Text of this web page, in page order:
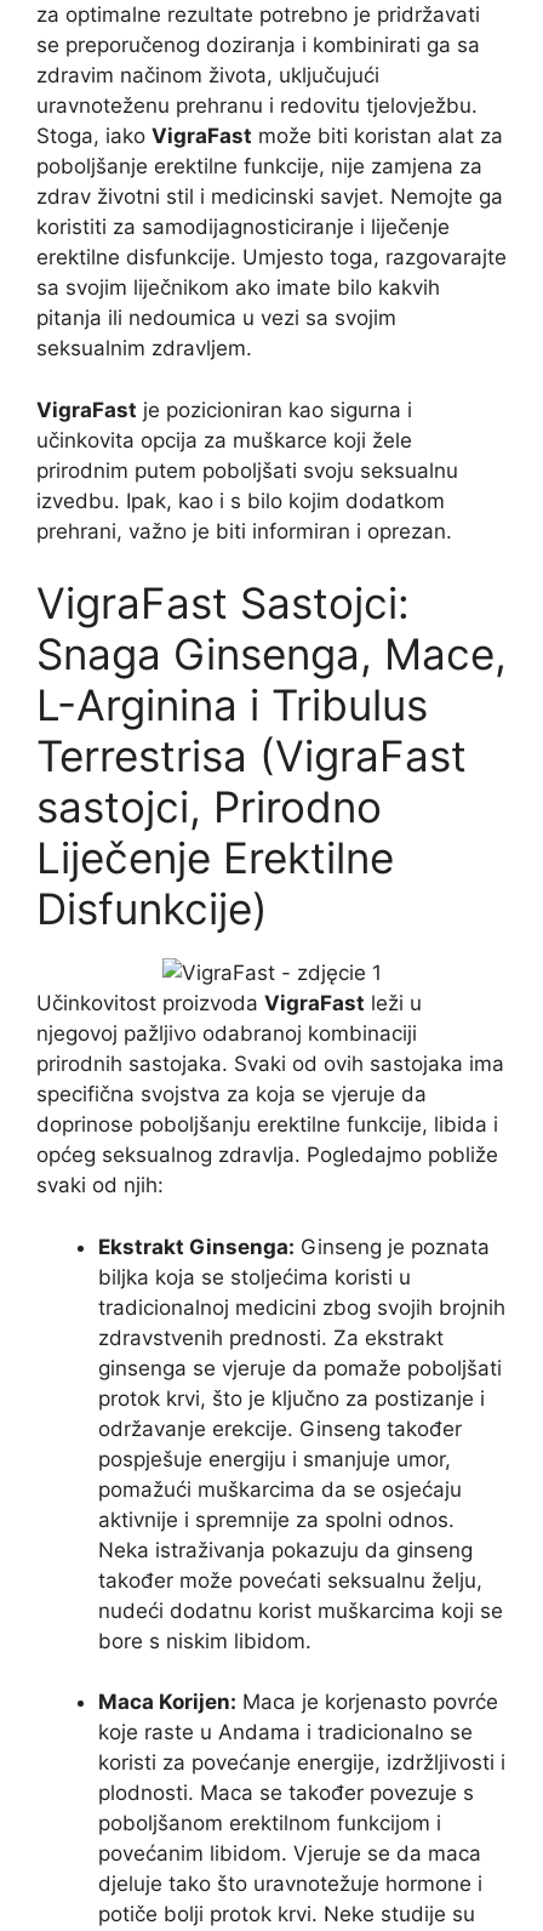
za optimalne rezultate potrebno je pridržavati
se preporučenog doziranja i kombinirati ga sa
zdravim načinom života, uključujući
uravnoteženu prehranu i redovitu tjelovježbu.
Stoga, iako VigraFast može biti koristan alat za
poboljšanje erektilne funkcije, nije zamjena za
zdrav životni stil i medicinski savjet. Nemojte ga
koristiti za samodijagnosticiranje i liječenje
erektilne disfunkcije. Umjesto toga, razgovarajte
sa svojim liječnikom ako imate bilo kakvih
pitanja ili nedoumica u vezi sa svojim
seksualnim zdravljem.
VigraFast je pozicioniran kao sigurna i
učinkovita opcija za muškarce koji žele
prirodnim putem poboljšati svoju seksualnu
izvedbu. Ipak, kao i s bilo kojim dodatkom
prehrani, važno je biti informiran i oprezan.
VigraFast Sastojci:
Snaga Ginsenga, Mace,
L-Arginina i Tribulus
Terrestrisa (VigraFast
sastojci, Prirodno
Liječenje Erektilne
Disfunkcije)
Učinkovitost proizvoda VigraFast leži u
njegovoj pažljivo odabranoj kombinaciji
prirodnih sastojaka. Svaki od ovih sastojaka ima
specifična svojstva za koja se vjeruje da
doprinose poboljšanju erektilne funkcije, libida i
općeg seksualnog zdravlja. Pogledajmo pobliže
svaki od njih:
Ekstrakt Ginsenga: Ginseng je poznata
biljka koja se stoljećima koristi u
tradicionalnoj medicini zbog svojih brojnih
zdravstvenih prednosti. Za ekstrakt
ginsenga se vjeruje da pomaže poboljšati
protok krvi, što je ključno za postizanje i
održavanje erekcije. Ginseng također
pospješuje energiju i smanjuje umor,
pomažući muškarcima da se osjećaju
aktivnije i spremnije za spolni odnos.
Neka istraživanja pokazuju da ginseng
također može povećati seksualnu želju,
nudeći dodatnu korist muškarcima koji se
bore s niskim libidom.
Maca Korijen: Maca je korjenasto povrće
koje raste u Andama i tradicionalno se
koristi za povećanje energije, izdržljivosti i
plodnosti. Maca se također povezuje s
poboljšanom erektilnom funkcijom i
povećanim libidom. Vjeruje se da maca
djeluje tako što uravnotežuje hormone i
potiče bolji protok krvi. Neke studije su